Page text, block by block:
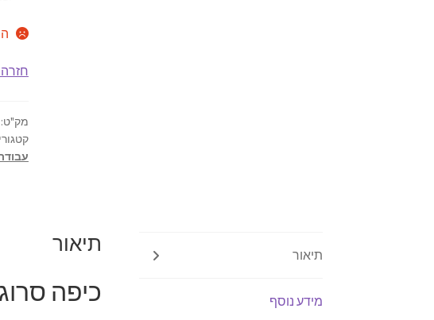
תיאור
מידע נוסף
תיאור
כיפה